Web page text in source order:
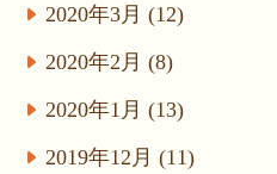
2020年3月 (12)
2020年2月 (8)
2020年1月 (13)
2019年12月 (11)